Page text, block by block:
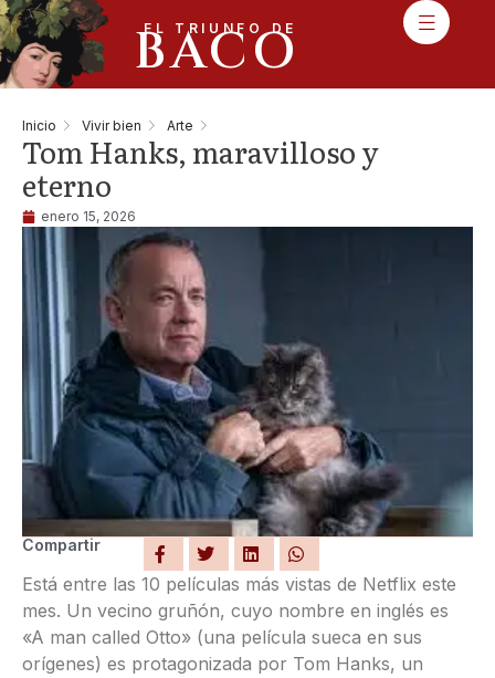
EL TRIUNFO DE
BACO
Inicio Vivir bien Arte
Tom Hanks, maravilloso y
eterno
enero 15, 2026
Compartir
Está entre las 10 películas más vistas de Netflix este
mes. Un vecino gruñón, cuyo nombre en inglés es
«A man called Otto» (una película sueca en sus
orígenes) es protagonizada por Tom Hanks, un